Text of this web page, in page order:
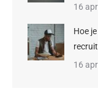
16
Hoe
16